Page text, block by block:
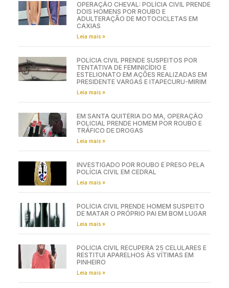
OPERAÇÃO CHEVAL: POLÍCIA CIVIL PRENDE
DOIS HOMENS POR ROUBO E
ADULTERAÇÃO DE MOTOCICLETAS EM
CAXIAS
Leia mais »
POLÍCIA CIVIL PRENDE SUSPEITOS POR
TENTATIVA DE FEMINICÍDIO E
ESTELIONATO EM AÇÕES REALIZADAS EM
PRESIDENTE VARGAS E ITAPECURU-MIRIM
Leia mais »
EM SANTA QUITÉRIA DO MA, OPERAÇÃO
POLICIAL PRENDE HOMEM POR ROUBO E
TRÁFICO DE DROGAS
Leia mais »
INVESTIGADO POR ROUBO É PRESO PELA
POLÍCIA CIVIL EM CEDRAL
Leia mais »
POLÍCIA CIVIL PRENDE HOMEM SUSPEITO
DE MATAR O PRÓPRIO PAI EM BOM LUGAR
Leia mais »
POLÍCIA CIVIL RECUPERA 25 CELULARES E
RESTITUI APARELHOS ÀS VÍTIMAS EM
PINHEIRO
Leia mais »